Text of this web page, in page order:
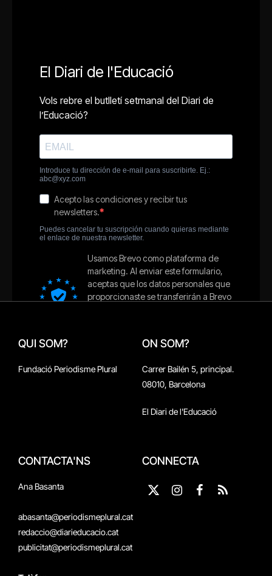
QUI SOM?
Fundació Periodisme Plural
ON SOM?
Carrer Bailén 5, principal.
08010, Barcelona
El Diari de l'Educació
CONTACTA'NS
Ana Basanta
abasanta@periodismeplural.cat
redaccio@diarieducacio.cat
publicitat@periodismeplural.cat
CONNECTA
X
InstagramFacebook
RSS